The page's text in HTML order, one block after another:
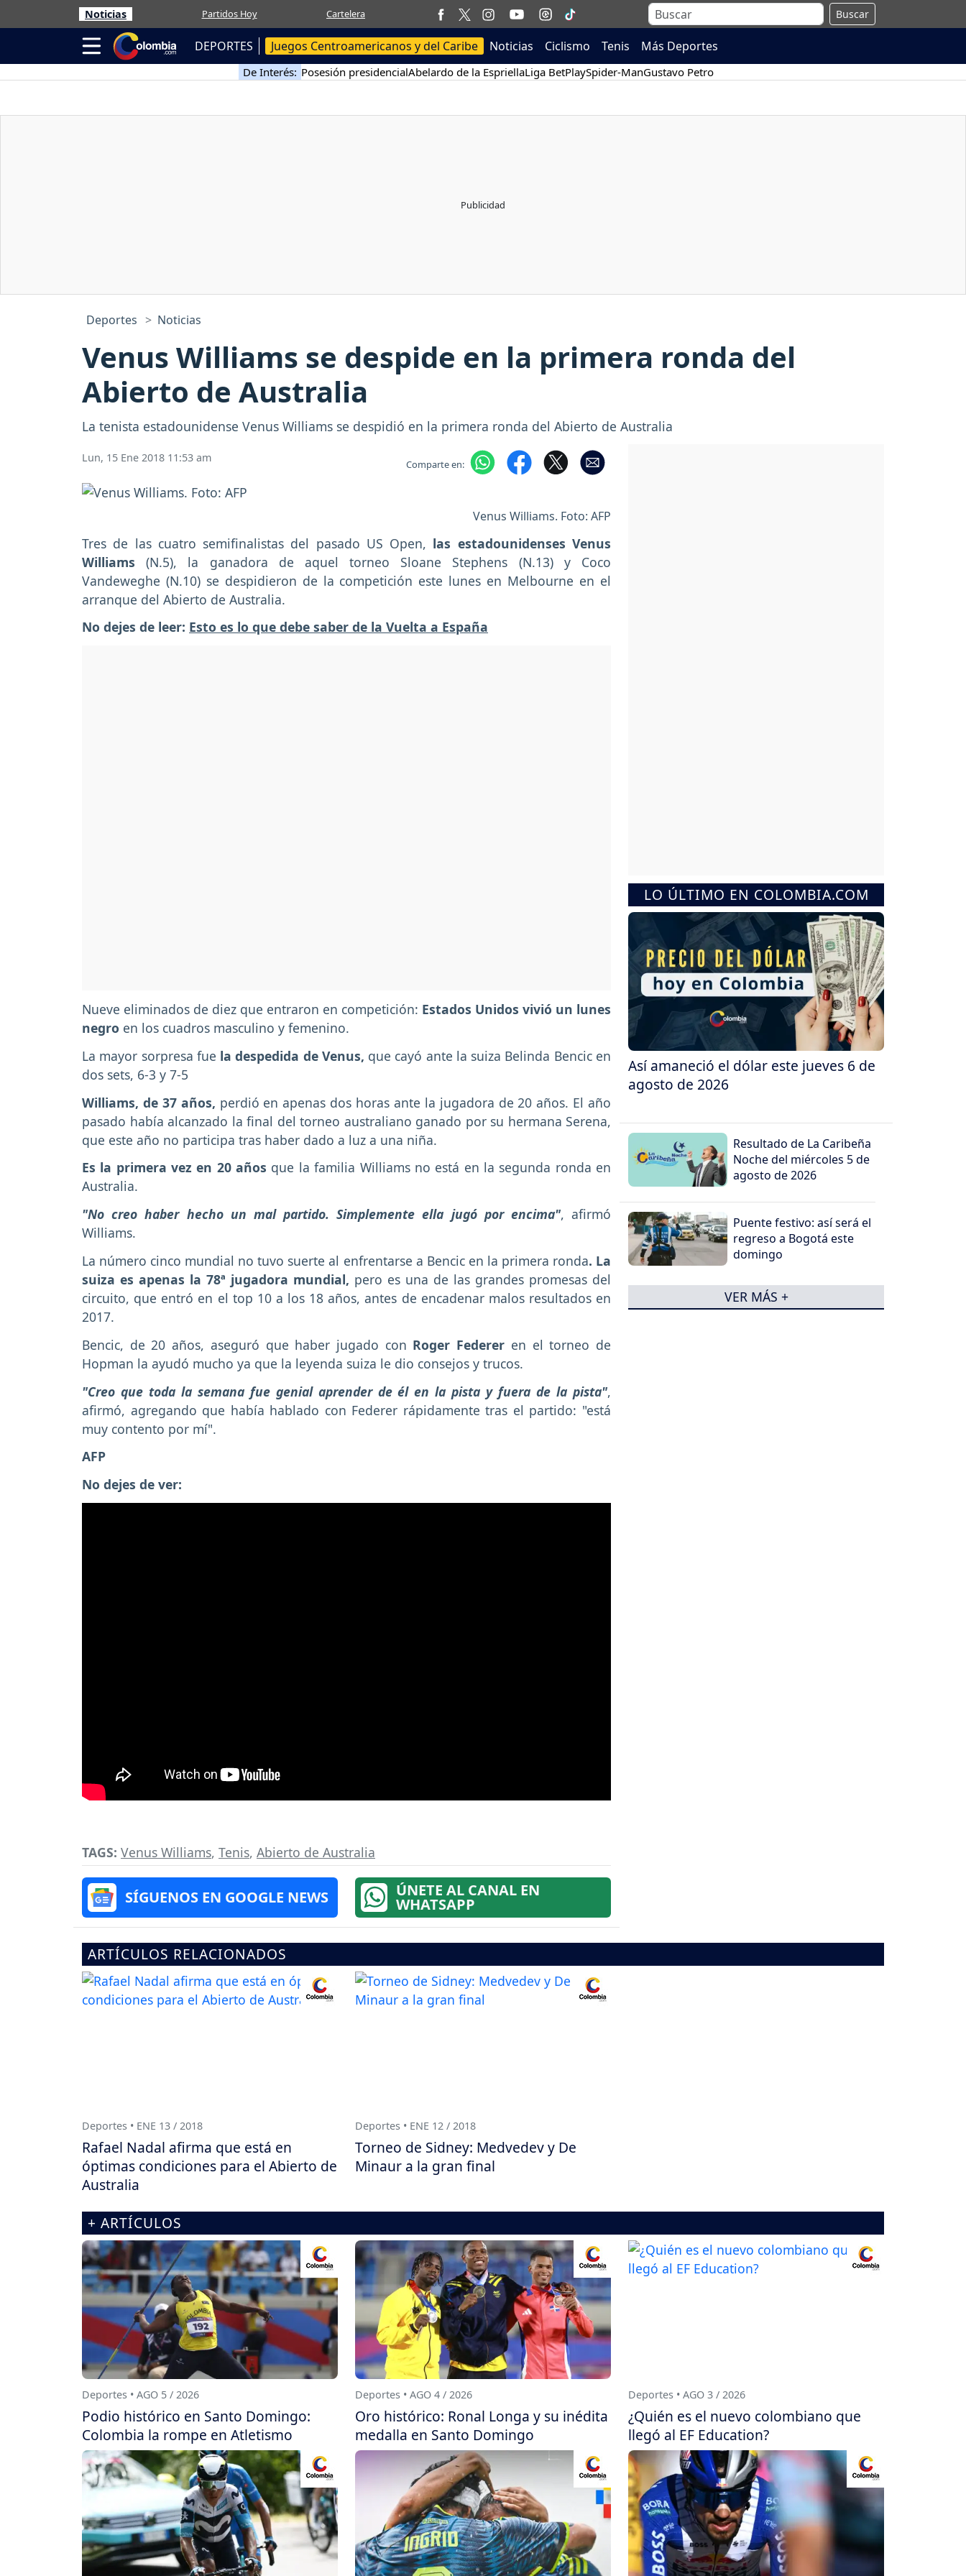
Noticias Partidos Hoy Cartelera Buscar
DEPORTES Juegos Centroamericanos y del Caribe Noticias Ciclismo Tenis Más Deportes
De Interés: Posesión presidencialAbelardo de la EspriellaLiga BetPlaySpider-ManGustavo Petro
Deportes Noticias
Venus Williams se despide en la primera ronda del
Abierto de Australia
La tenista estadounidense Venus Williams se despidió en la primera ronda del Abierto de Australia
Lun, 15 Ene 2018 11:53 am Comparte en:
Venus Williams. Foto: AFP
Tres de las cuatro semifinalistas del pasado US Open, las estadounidenses Venus
Williams (N.5), la ganadora de aquel torneo Sloane Stephens (N.13) y Coco
Vandeweghe (N.10) se despidieron de la competición este lunes en Melbourne en el
arranque del Abierto de Australia.
No dejes de leer: Esto es lo que debe saber de la Vuelta a España
Nueve eliminados de diez que entraron en competición: Estados Unidos vivió un lunes
negro en los cuadros masculino y femenino.
La mayor sorpresa fue la despedida de Venus, que cayó ante la suiza Belinda Bencic en
dos sets, 6-3 y 7-5
Williams, de 37 años, perdió en apenas dos horas ante la jugadora de 20 años. El año
pasado había alcanzado la final del torneo australiano ganado por su hermana Serena,
que este año no participa tras haber dado a luz a una niña.
Es la primera vez en 20 años que la familia Williams no está en la segunda ronda en
Australia.
"No creo haber hecho un mal partido. Simplemente ella jugó por encima", afirmó
Williams.
La número cinco mundial no tuvo suerte al enfrentarse a Bencic en la primera ronda. La
suiza es apenas la 78ª jugadora mundial, pero es una de las grandes promesas del
circuito, que entró en el top 10 a los 18 años, antes de encadenar malos resultados en
2017.
Bencic, de 20 años, aseguró que haber jugado con Roger Federer en el torneo de
Hopman la ayudó mucho ya que la leyenda suiza le dio consejos y trucos.
"Creo que toda la semana fue genial aprender de él en la pista y fuera de la pista",
afirmó, agregando que había hablado con Federer rápidamente tras el partido: "está
muy contento por mí".
AFP
No dejes de ver:
TAGS: Venus Williams, Tenis, Abierto de Australia
SÍGUENOS EN GOOGLE NEWS ÚNETE AL CANAL EN
WHATSAPP
LO ÚLTIMO EN COLOMBIA.COM
Así amaneció el dólar este jueves 6 de
agosto de 2026
Resultado de La Caribeña
Noche del miércoles 5 de
agosto de 2026
Puente festivo: así será el
regreso a Bogotá este
domingo
VER MÁS +
ARTÍCULOS RELACIONADOS
Deportes • ENE 13 / 2018
Rafael Nadal afirma que está en
óptimas condiciones para el Abierto de
Australia
Deportes • ENE 12 / 2018
Torneo de Sidney: Medvedev y De
Minaur a la gran final
+ ARTÍCULOS
Deportes • AGO 5 / 2026
Podio histórico en Santo Domingo:
Colombia la rompe en Atletismo
Deportes • AGO 4 / 2026
Oro histórico: Ronal Longa y su inédita
medalla en Santo Domingo
Deportes • AGO 3 / 2026
¿Quién es el nuevo colombiano que
llegó al EF Education?